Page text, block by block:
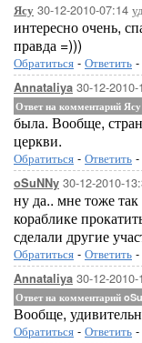
Ясу 30-12-2010-07:14
интересно очень,
правда =)))
Обратиться - Ответить -
Annataliya 30-12-
Ответ на комментарий Ясу
была. Вообще,
церкви.
Обратиться - Ответить -
oSuNNy 30-12-2010-
ну да.. мне тоже
кораблике
сделали другие
Обратиться - Ответить -
Annataliya 30-12-
Ответ на комментарий
Вообще,
Обратиться - Ответить -